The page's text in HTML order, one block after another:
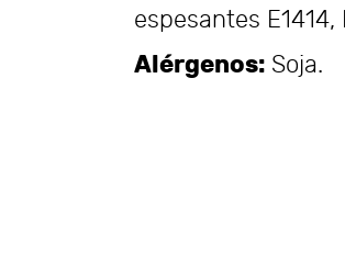
espesantes
Alérgenos:Soja.